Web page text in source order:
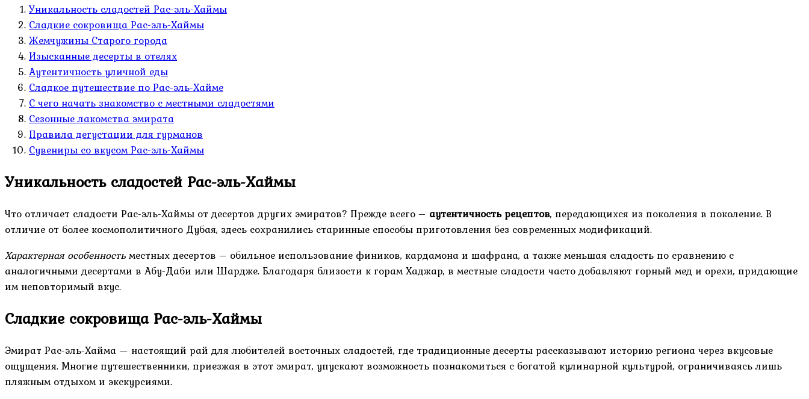
Уникальность сладостей Рас-эль-Хаймы
Сладкие сокровища Рас-эль-Хаймы
Жемчужины Старого города
Изысканные десерты в отелях
Аутентичность уличной еды
Сладкое путешествие по Рас-эль-Хайме
С чего начать знакомство с местными сладостями
Сезонные лакомства эмирата
Правила дегустации для гурманов
Сувениры со вкусом Рас-эль-Хаймы
Уникальность сладостей Рас-эль-Хаймы
Что отличает сладости Рас-эль-Хаймы от десертов других эмиратов? Прежде всего – аутентичность рецептов, передающихся из поколения в поколение. В
отличие от более космополитичного Дубая, здесь сохранились старинные способы приготовления без современных модификаций.
Характерная особенностьместных десертов – обильное использование фиников, кардамона и шафрана, а также меньшая сладость по сравнению с
аналогичными десертами в Абу-Даби или Шардже. Благодаря близости к горам Хаджар, в местные сладости часто добавляют горный мед и орехи, придающие
им неповторимый вкус.
Сладкие сокровища Рас-эль-Хаймы
Эмират Рас-эль-Хайма — настоящий рай для любителей восточных сладостей, где традиционные десерты рассказывают историю региона через вкусовые
ощущения. Многие путешественники, приезжая в этот эмират, упускают возможность познакомиться с богатой кулинарной культурой, ограничиваясь лишь
пляжным отдыхом и экскурсиями.